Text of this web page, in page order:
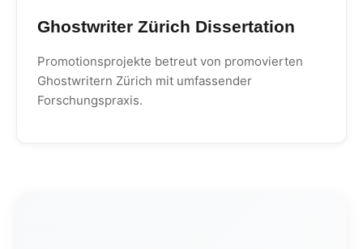
Ghostwriter Zürich Dissertation
Promotionsprojekte betreut von promovierten
Ghostwritern Zürich mit umfassender
Forschungspraxis.